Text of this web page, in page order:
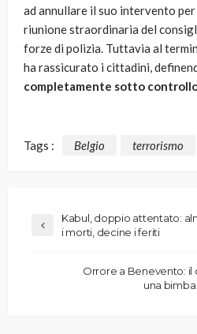
ad annullare il suo intervento
riunione straordinaria del
forze di polizia. Tuttavia al
ha rassicurato i cittadini,
completamente sotto
Tags : Belgio terrorismo
Kabul, doppio attentato:
i morti, decine i feriti
Orrore a Benevento: il
una